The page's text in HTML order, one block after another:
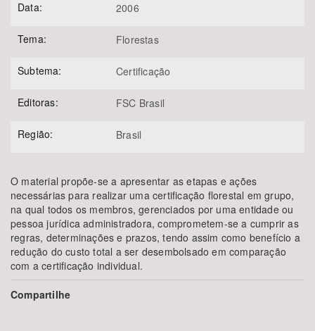
Data: 2006
Tema: Florestas
Subtema: Certificação
Editoras: FSC Brasil
Região: Brasil
O material propõe-se a apresentar as etapas e ações
necessárias para realizar uma certificação florestal em grupo,
na qual todos os membros, gerenciados por uma entidade ou
pessoa jurídica administradora, comprometem-se a cumprir as
regras, determinações e prazos, tendo assim como benefício a
redução do custo total a ser desembolsado em comparação
com a certificação individual.
Compartilhe